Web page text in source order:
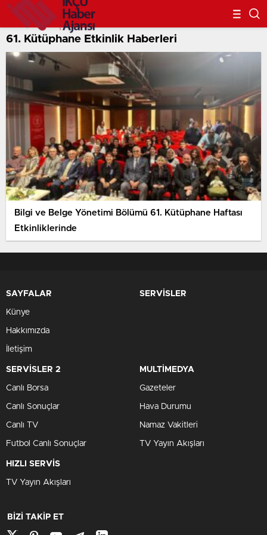
61. Kütüphane Etkinlik Haberleri
Bilgi ve Belge Yönetimi Bölümü 61. Kütüphane Haftası
Etkinliklerinde
SAYFALAR
Künye
Hakkımızda
İletişim
SERVİSLER
SERVİSLER 2
Canlı Borsa
Canlı Sonuçlar
Canlı TV
Futbol Canlı Sonuçlar
MULTİMEDYA
Gazeteler
Hava Durumu
Namaz Vakitleri
TV Yayın Akışları
HIZLI SERVİS
TV Yayın Akışları
BİZİ TAKİP ET